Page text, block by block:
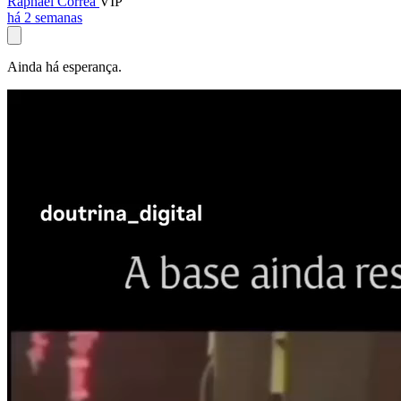
há 2 semanas
Ainda há esperança.